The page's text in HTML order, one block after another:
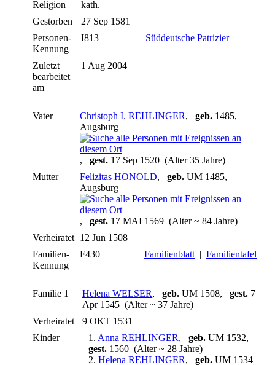
Religion
kath.
Gestorben
27 Sep 1581
Personen-
Kennung
I813 Süddeutsche Patrizier
Zuletzt
bearbeitet
am
1 Aug 2004
Vater Christoph I. REHLINGER, geb. 1485,
Augsburg
, gest. 17 Sep 1520 (Alter 35 Jahre)
Mutter
Felizitas HONOLD, geb. UM 1485,
Augsburg
, gest. 17 MAI 1569 (Alter ~ 84 Jahre)
Verheiratet 12 Jun 1508
Familien-
Kennung
F430 Familienblatt | Familientafel
Familie 1 Helena WELSER, geb. UM 1508, gest. 7
Apr 1545 (Alter ~ 37 Jahre)
Verheiratet
9 OKT 1531
Kinder
1. Anna REHLINGER, geb. UM 1532,
gest. 1560 (Alter ~ 28 Jahre)
2. Helena REHLINGER, geb. UM 1534